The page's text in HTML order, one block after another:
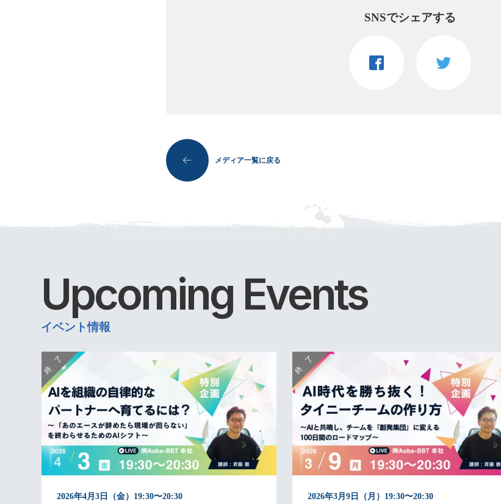
SNSでシェアする
メディア一覧に戻る
Upcoming Events
イベント情報
2026年4月3日（金）19:30〜20:30 2026年3月9日（月）19:30〜20:30